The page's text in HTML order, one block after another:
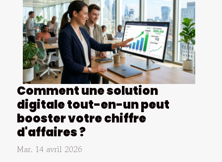
Comment une solution
digitale tout-en-un peut
booster votre chiffre
d'affaires ?
Mar. 14 avril 2026